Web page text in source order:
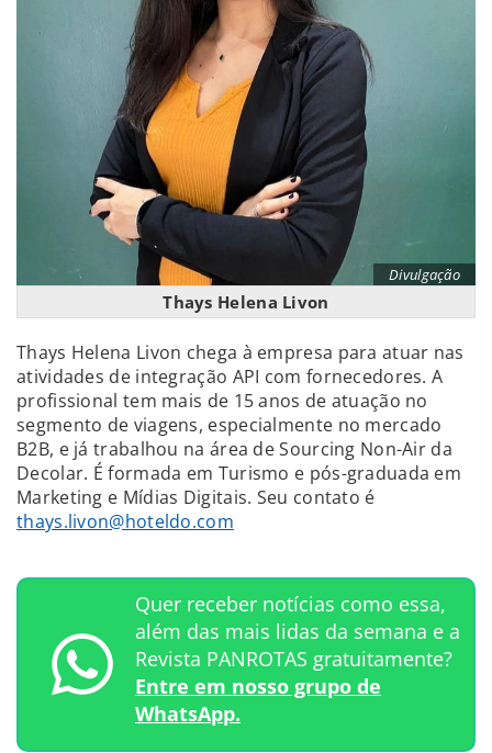
Divulgação
Thays Helena Livon
Thays Helena Livon chega à empresa para atuar nas
atividades de integração API com fornecedores. A
profissional tem mais de 15 anos de atuação no
segmento de viagens, especialmente no mercado
B2B, e já trabalhou na área de Sourcing Non-Air da
Decolar. É formada em Turismo e pós-graduada em
Marketing e Mídias Digitais. Seu contato é
thays.livon@hoteldo.com
Quer receber notícias como essa,
além das mais lidas da semana e a
Revista PANROTAS gratuitamente?
Entre em nosso grupo de
WhatsApp.